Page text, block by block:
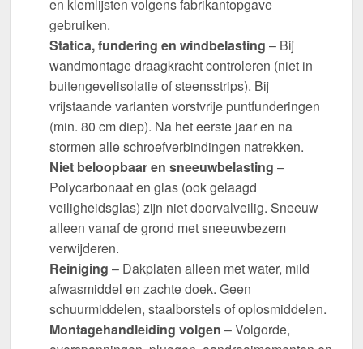
en klemlijsten volgens fabrikantopgave
gebruiken.
Statica, fundering en windbelasting – Bij
wandmontage draagkracht controleren (niet in
buitengevelisolatie of steensstrips). Bij
vrijstaande varianten vorstvrije puntfunderingen
(min. 80 cm diep). Na het eerste jaar en na
stormen alle schroefverbindingen natrekken.
Niet beloopbaar en sneeuwbelasting –
Polycarbonaat en glas (ook gelaagd
veiligheidsglas) zijn niet doorvalveilig. Sneeuw
alleen vanaf de grond met sneeuwbezem
verwijderen.
Reiniging – Dakplaten alleen met water, mild
afwasmiddel en zachte doek. Geen
schuurmiddelen, staalborstels of oplosmiddelen.
Montagehandleiding volgen – Volgorde,